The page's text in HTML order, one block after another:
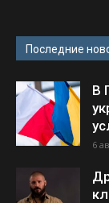
Последние
В
6